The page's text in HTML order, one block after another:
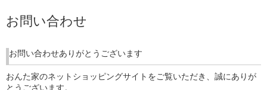
お問い合わせ
お問い合わせありがとうございます
おんた家のネットショッピングサイトをご覧いただき、誠にありが
とうございます。